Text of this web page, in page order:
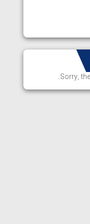
Sorry,